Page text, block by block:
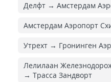
Делфт → Амстердам
Амстердам Аэропорт
Утрехт → Гронинген
Лелилаан
→ Трасса Зандворт